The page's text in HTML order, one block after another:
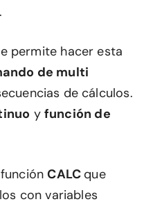
permite hacer esta
de multi
de cálculos.
y función de
funciónCALC que
con variables